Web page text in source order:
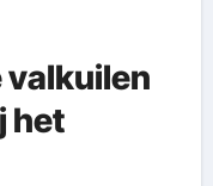
valkuilen
het